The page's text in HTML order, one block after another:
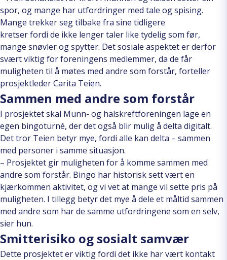
spor, og mange har utfordringer med tale og spising.
Mange trekker seg tilbake fra sine tidligere
kretser fordi de ikke lenger taler like tydelig som før,
mange snøvler og spytter. Det sosiale aspektet er derfor
svært viktig for foreningens medlemmer, da de får
muligheten til å møtes med andre som forstår, forteller
prosjektleder Carita Teien.
Sammen med andre som forstår
I prosjektet skal Munn- og halskreftforeningen lage en
egen bingoturné, der det også blir mulig å delta digitalt.
Det tror Teien betyr mye, fordi alle kan delta – sammen
med personer i samme situasjon.
– Prosjektet gir muligheten for å komme sammen med
andre som forstår. Bingo har historisk sett vært en
kjærkommen aktivitet, og vi vet at mange vil sette pris på
muligheten. I tillegg betyr det mye å dele et måltid sammen
med andre som har de samme utfordringene som en selv,
sier hun.
Smitterisiko og sosialt samvær
Dette prosjektet er viktig fordi det ikke har vært kontakt